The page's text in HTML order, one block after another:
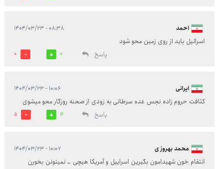
احمد ۰۸:۳۸ - ۱۴۰۴/۰۳/۲۳
اسرائیل باید از روی زمین محو شود
پاسخ
0
0
ایرانی ۱۰:۰۶ - ۱۴۰۴/۰۳/۲۳
کثافت حروم زاده نجس غده سرطانی به زودی از صحنه روزگار محو میشوی
پاسخ
16
5
محمد بهروز ی ۱۰:۰۷ - ۱۴۰۴/۰۳/۲۳
انتقام خون شهیدامون بگیرین اسراییل و آمریکا هیچی … نمیتونن بخورن